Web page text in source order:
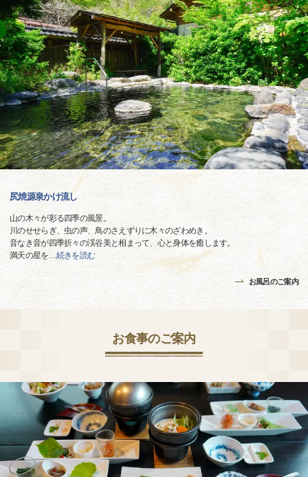
尻焼源泉かけ流し
山の木々が彩る四季の風景。
川のせせらぎ、虫の声、鳥のさえずりに木々のざわめき。
音なき音が四季折々の渓谷美と相まって、心と身体を癒します。
満天の星を…続きを読む
お風呂のご案内
お食事のご案内